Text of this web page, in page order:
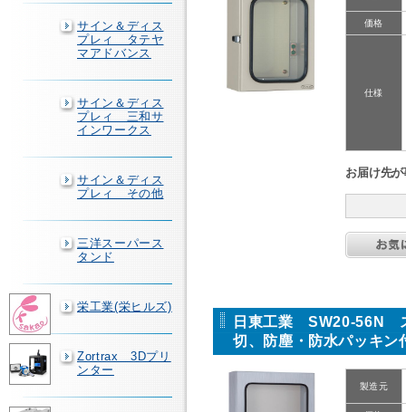
サイン＆ディス
プレィ タテヤ
マアドバンス
サイン＆ディス
プレィ 三和サ
インワークス
サイン＆ディス
プレィ その他
三洋スーパース
タンド
栄工業(栄ヒルズ)
Zortrax 3Dプリ
ンター
価格
仕様
お届け先
日東工業 SW20-56N
切、防塵・防水パッキン
製造元